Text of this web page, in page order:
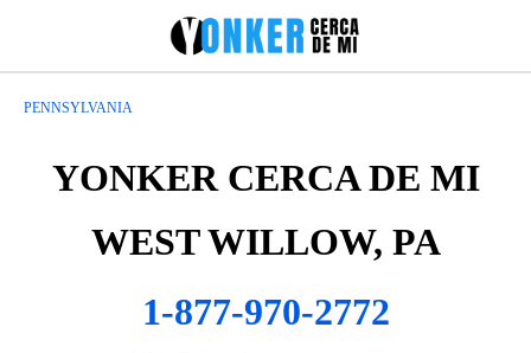
PENNSYLVANIA
YONKER CERCA DE MI
WEST WILLOW, PA
1-877-970-2772